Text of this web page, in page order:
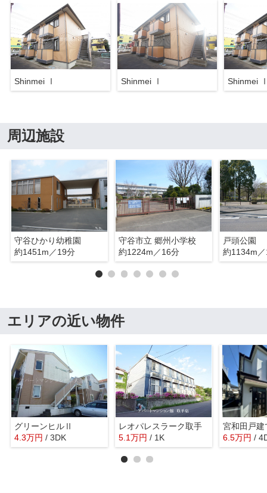
Shinmei Ⅰ Shinmei Ⅰ Shinmei
周辺施設
守谷ひかり幼稚園
約1451m／19分
守谷市立 郷州小学校
約1224m／16分
戸頭公園
約1134m
エリアの近い物件
グリーンヒルⅡ
4.3万円 / 3DK
レオパレスラーク取手
5.1万円 / 1K
宮和田戸建
6.5万円 /